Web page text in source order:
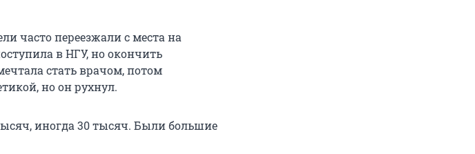
часто переезжали с места на
в НГУ, но окончить
стать врачом, потом
но он рухнул.
иногда 30 тысяч. Были большие